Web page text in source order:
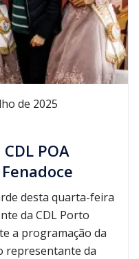
de 2025
POA
desta quarta-feira
da CDL Porto
a programação da
representante da